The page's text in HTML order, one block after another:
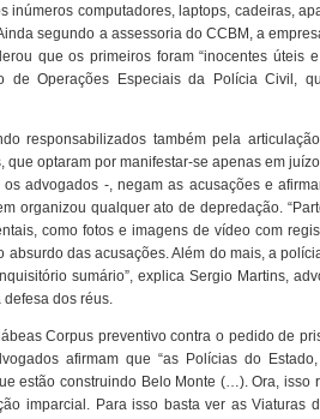
inúmeros computadores, laptops, cadeiras,
segundo a assessoria do CCBM, a
que os primeiros foram “inocentes úteis
de Operações Especiais da Polícia Civil,
responsabilizados também pela
optaram por manifestar-se apenas em
advogados -, negam as acusações e
organizou qualquer ato de depredação.
como fotos e imagens de vídeo com
das acusações. Além do mais, a
sumário”, explica Sergio Martins,
dos réus.
Corpus preventivo contra o pedido de
afirmam que “as Polícias do
estão construindo Belo Monte (…). Ora, isso
imparcial. Para isso basta ver as Viaturas